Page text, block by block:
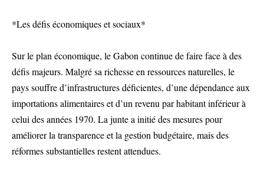
*Les défis économiques et sociaux*
Sur le plan économique, le Gabon continue de faire face à des
défis majeurs. Malgré sa richesse en ressources naturelles, le
pays souffre d’infrastructures déficientes, d’une dépendance aux
importations alimentaires et d’un revenu par habitant inférieur à
celui des années 1970. La junte a initié des mesures pour
améliorer la transparence et la gestion budgétaire, mais des
réformes substantielles restent attendues.